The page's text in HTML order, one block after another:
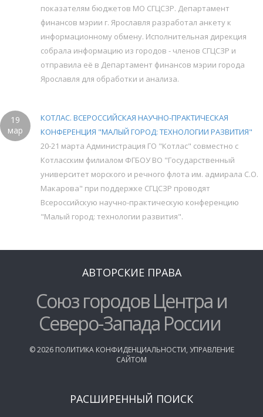
показателям бюджетов МО СГЦСЗР. Департамент
финансов мэрии г. Ярославля разработал анкету к
информационному обмену. Исполнительная дирекция
собрала информацию из городов - членов СГЦСЗР и
отправила её в Департамент финансов мэрии города
Ярославля для обработки и анализа.
19
мар
КОТЛАС. ВСЕРОССИЙСКАЯ НАУЧНО-ПРАКТИЧЕСКАЯ
КОНФЕРЕНЦИЯ "МАЛЫЙ ГОРОД: ТЕХНОЛОГИИ РАЗВИТИЯ"
20-21 марта Администрация ГО "Котлас" совместно с
Котласским филиалом ФГБОУ ВО "Государственный
университет морского и речного флота им. адмирала С.О.
Макарова" при поддержке СГЦСЗР проводят
Всероссийскую научно-практическую конференцию
"Малый город: технологии развития".
АВТОРСКИЕ ПРАВА
Союз городов Центра и
Северо-Запада России
©2026 ПОЛИТИКА КОНФИДЕНЦИАЛЬНОСТИ, УПРАВЛЕНИЕ
САЙТОМ
РАСШИРЕННЫЙ ПОИСК